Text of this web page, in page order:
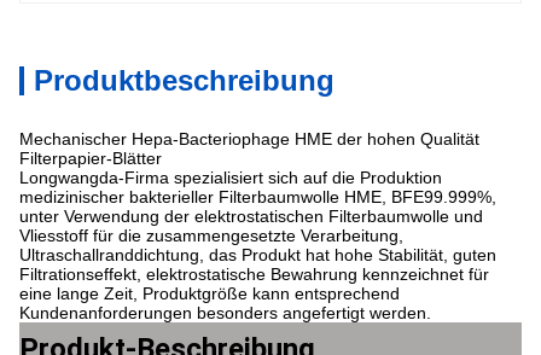
Produktbeschreibung
Mechanischer Hepa-Bacteriophage HME der hohen Qualität
Filterpapier-Blätter
Longwangda-Firma spezialisiert sich auf die Produktion
medizinischer bakterieller Filterbaumwolle HME, BFE99.999%,
unter Verwendung der elektrostatischen Filterbaumwolle und
Vliesstoff für die zusammengesetzte Verarbeitung,
Ultraschallranddichtung, das Produkt hat hohe Stabilität, guten
Filtrationseffekt, elektrostatische Bewahrung kennzeichnet für
eine lange Zeit, Produktgröße kann entsprechend
Kundenanforderungen besonders angefertigt werden.